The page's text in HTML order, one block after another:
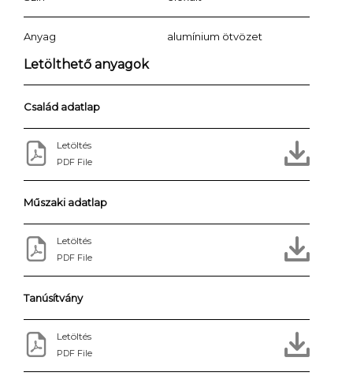
Anyag alumínium ötvözet
Letölthető anyagok
Család adatlap
Letöltés
PDF File
Műszaki adatlap
Letöltés
PDF File
Tanúsítvány
Letöltés
PDF File